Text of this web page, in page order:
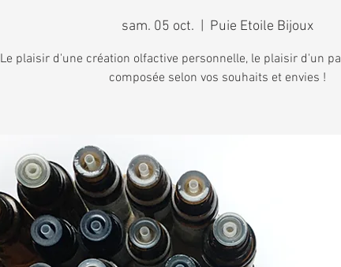
sam. 05 oct. Puie Etoile Bijoux
Le plaisir d'une création olfactive personnelle, le plaisir d'un
composée selon vos souhaits et envies !